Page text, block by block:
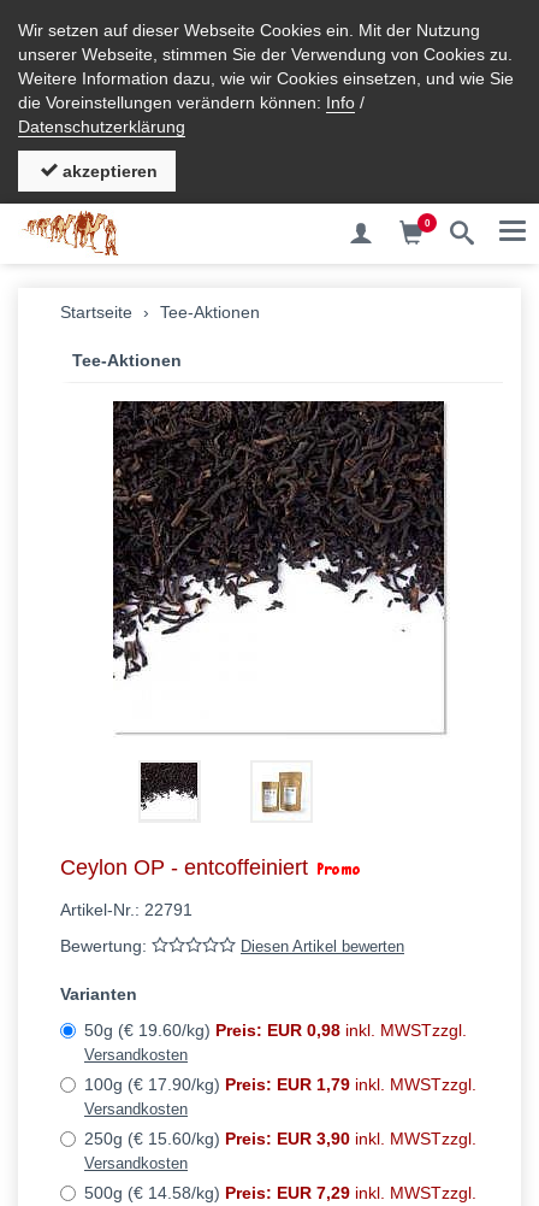
Wir setzen auf dieser Webseite Cookies ein. Mit der Nutzung
unserer Webseite, stimmen Sie der Verwendung von Cookies zu.
Weitere Information dazu, wie wir Cookies einsetzen, und wie Sie
die Voreinstellungen verändern können: Info /
Datenschutzerklärung
akzeptieren
0
Startseite Tee-Aktionen
Tee-Aktionen
Ceylon OP - entcoffeiniert
Artikel-Nr.: 22791
Bewertung:
Diesen Artikel bewerten
Varianten
50g (€ 19.60/kg) Preis: EUR 0,98 inkl. MWSTzzgl.
Versandkosten
100g (€ 17.90/kg) Preis: EUR 1,79 inkl. MWSTzzgl.
Versandkosten
250g (€ 15.60/kg) Preis: EUR 3,90 inkl. MWSTzzgl.
Versandkosten
500g (€ 14.58/kg) Preis: EUR 7,29 inkl. MWSTzzgl.